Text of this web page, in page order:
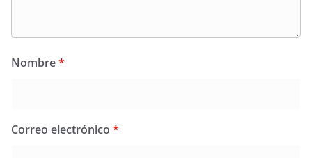
Nombre*
Correo electrónico *